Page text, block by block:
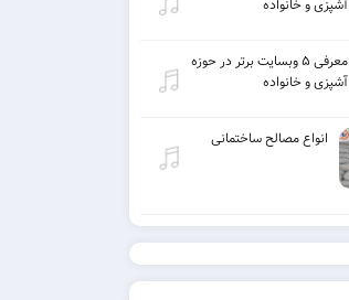
آشپزی و خانواده
معرفی ۵ وبسایت برتر در حوزه
آشپزی و خانواده
انواع مصالح ساختمانی